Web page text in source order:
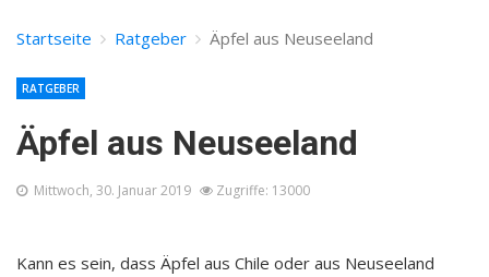
Startseite Ratgeber Äpfel aus Neuseeland
Äpfel aus Neuseeland
RATGEBER
Mittwoch, 30. Januar 2019 Zugriffe: 13000
Kann es sein, dass Äpfel aus Chile oder aus Neuseeland